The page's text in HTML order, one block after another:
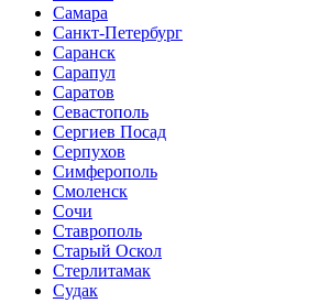
Самара
Санкт-Петербург
Саранск
Сарапул
Саратов
Севастополь
Сергиев Посад
Серпухов
Симферополь
Смоленск
Сочи
Ставрополь
Старый Оскол
Стерлитамак
Судак